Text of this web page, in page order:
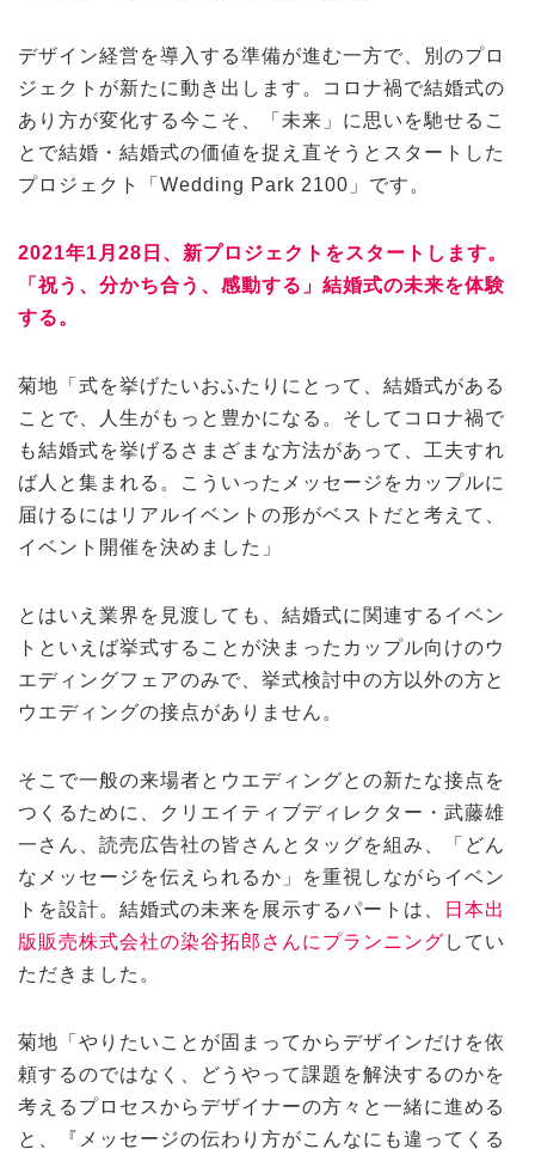
デザイン経営を導入する準備が進む一方で、別のプロ
ジェクトが新たに動き出します。コロナ禍で結婚式の
あり方が変化する今こそ、「未来」に思いを馳せるこ
とで結婚・結婚式の価値を捉え直そうとスタートした
プロジェクト「Wedding Park 2100」です。
2021年1月28日、新プロジェクトをスタートします。
「祝う、分かち合う、感動する」結婚式の未来を体験
する。
菊地「式を挙げたいおふたりにとって、結婚式がある
ことで、人生がもっと豊かになる。そしてコロナ禍で
も結婚式を挙げるさまざまな方法があって、工夫すれ
ば人と集まれる。こういったメッセージをカップルに
届けるにはリアルイベントの形がベストだと考えて、
イベント開催を決めました」
とはいえ業界を見渡しても、結婚式に関連するイベン
トといえば挙式することが決まったカップル向けのウ
エディングフェアのみで、挙式検討中の方以外の方と
ウエディングの接点がありません。
そこで一般の来場者とウエディングとの新たな接点を
つくるために、クリエイティブディレクター・武藤雄
一さん、読売広告社の皆さんとタッグを組み、「どん
なメッセージを伝えられるか」を重視しながらイベン
トを設計。結婚式の未来を展示するパートは、
日本出
版販売株式会社の染谷拓郎さんにプランニング してい
ただきました。
菊地「やりたいことが固まってからデザインだけを依
頼するのではなく、どうやって課題を解決するのかを
考えるプロセスからデザイナーの方々と一緒に進める
と、『メッセージの伝わり方がこんなにも違ってくる